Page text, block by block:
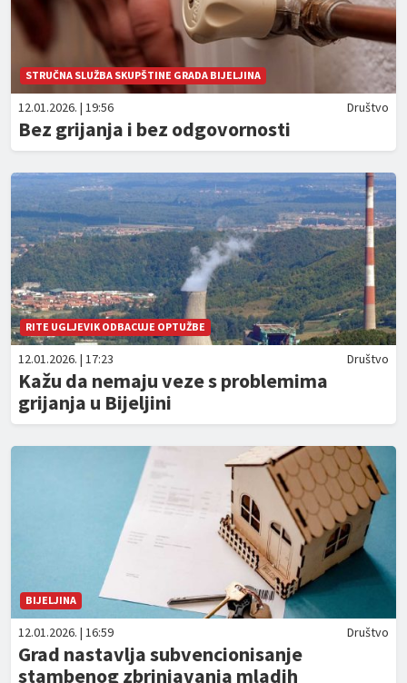
STRUČNA SLUŽBA SKUPŠTINE GRADA BIJELJINA
12.01.2026. | 19:56 Društvo
Bez grijanja i bez odgovornosti
RITE UGLJEVIK ODBACUJE OPTUŽBE
12.01.2026. | 17:23 Društvo
Kažu da nemaju veze s problemima
grijanja u Bijeljini
BIJELJINA
12.01.2026. | 16:59 Društvo
Grad nastavlja subvencionisanje
stambenog zbrinjavanja mladih